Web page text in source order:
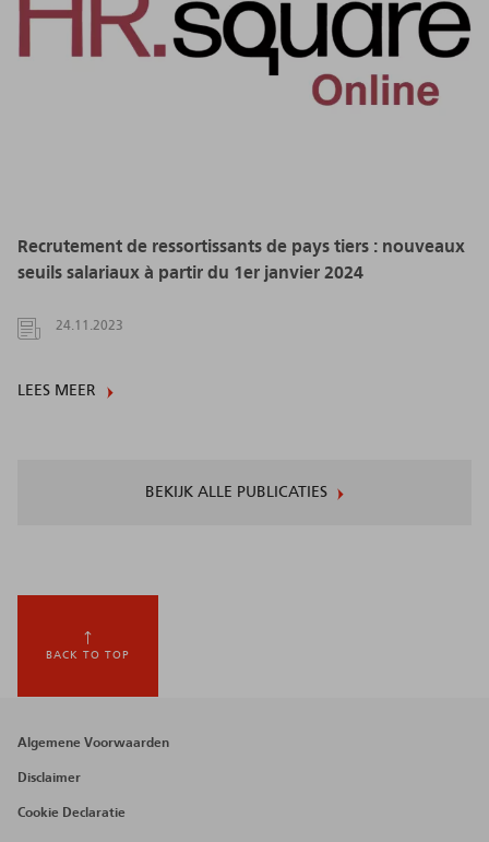
Recrutement de ressortissants de pays tiers : nouveaux
seuils salariaux à partir du 1er janvier 2024
24.11.2023
LEES MEER
BEKIJK ALLE PUBLICATIES
BACK TO TOP
Footer
menu
Algemene Voorwaarden
Disclaimer
Cookie Declaratie